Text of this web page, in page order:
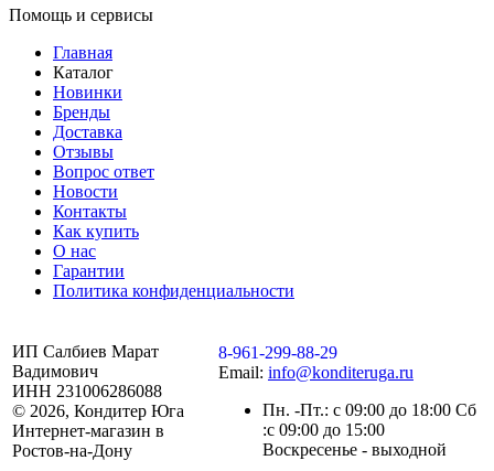
Помощь и сервисы
Главная
Каталог
Новинки
Бренды
Доставка
Отзывы
Вопрос ответ
Новости
Контакты
Как купить
О нас
Гарантии
Политика конфиденциальности
ИП Салбиев Марат
Вадимович
ИНН 231006286088
© 2026, Кондитер Юга
Интернет-магазин в
Ростов-на-Дону
8-961-299-88-29
Email: info@konditeruga.ru
Пн. -Пт.: с 09:00 до 18:00 Сб
:с 09:00 до 15:00
Воскресенье - выходной